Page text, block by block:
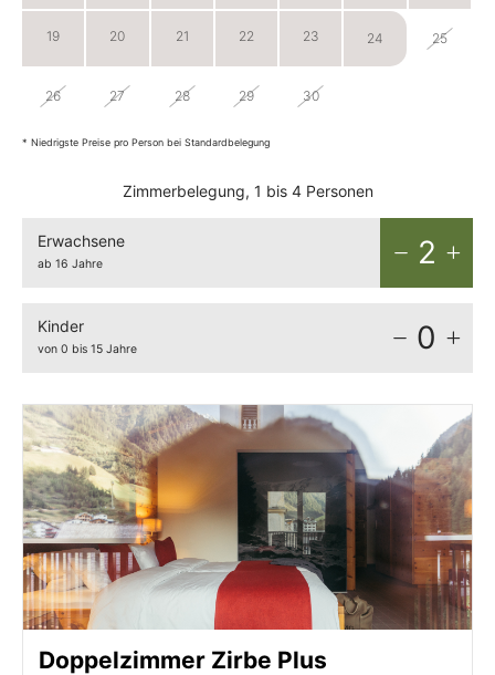
19 20 21 22 23 24 25
26 27 28 29 30
* Niedrigste Preise pro Person bei Standardbelegung
Zimmerbelegung, 1 bis 4 Personen
Erwachsene
ab 16 Jahre 2
Kinder
von 0 bis 15 Jahre 0
Doppelzimmer Zirbe Plus